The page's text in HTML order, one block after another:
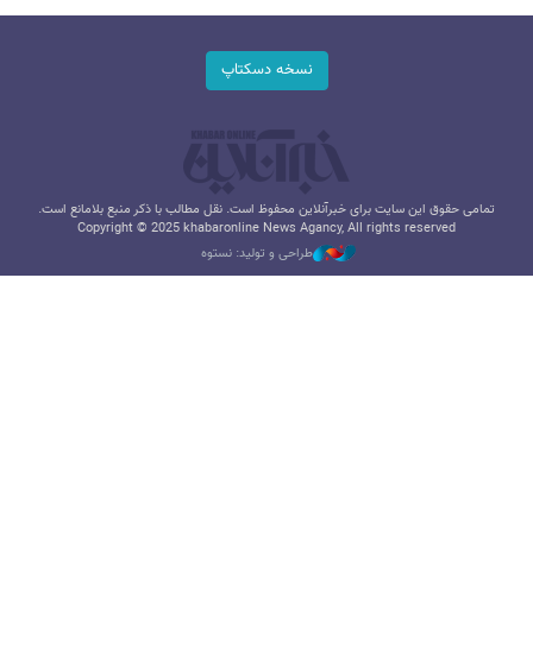
نسخه دسکتاپ
تمامی حقوق این سایت برای خبرآنلاین محفوظ است. نقل مطالب با ذکر منبع بلامانع است.
Copyright © 2025 khabaronline News Agancy, All rights reserved
طراحی و تولید: نستوه